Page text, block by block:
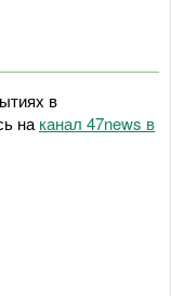
в
на канал 47news в